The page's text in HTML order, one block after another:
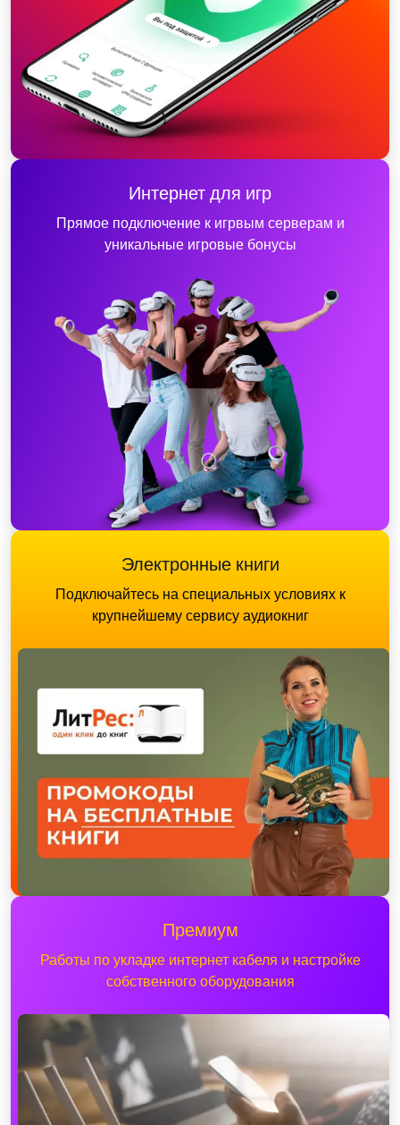
Интернет для игр
Прямое подключение к игрвым серверам и
уникальные игровые бонусы
Электронные книги
Подключайтесь на специальных условиях к
крупнейшему сервису аудиокниг
Премиум
Работы по укладке интернет кабеля и настройке
собственного оборудования